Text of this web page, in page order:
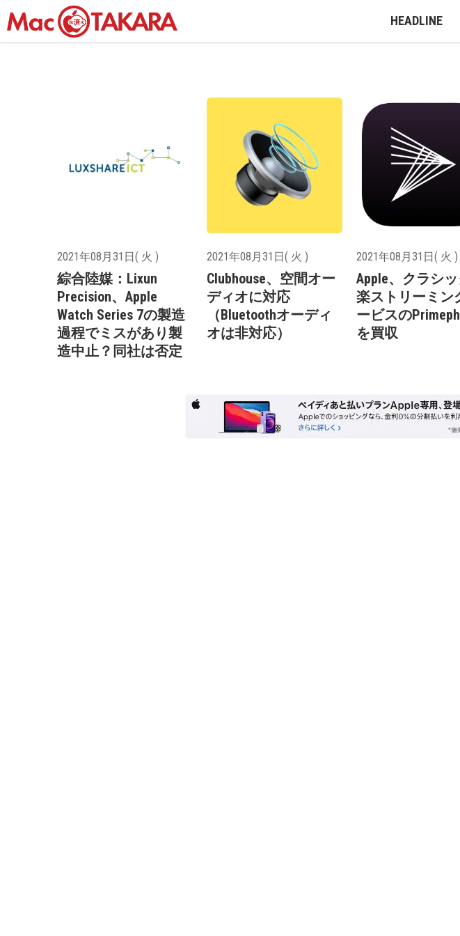
HEADLINE
2021年08月31日( 火 )
綜合陸媒：Lixun
Precision、Apple
Watch Series 7の製造
過程でミスがあり製
造中止？同社は否定
2021年08月31日( 火 )
Clubhouse、空間オー
ディオに対応
（Bluetoothオーディ
オは非対応）
2021年08月31日( 火 )
Apple、クラシ
楽ストリーミン
ービスの
を買収